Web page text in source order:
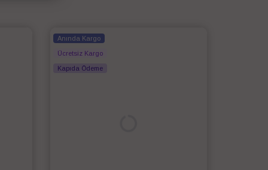
Anında Kargo
Ücretsiz Kargo
Kapıda Ödeme